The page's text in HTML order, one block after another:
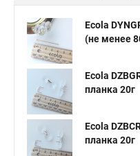
Ecola
(не менее
Ecola
планка 20г
Ecola
планка 20г